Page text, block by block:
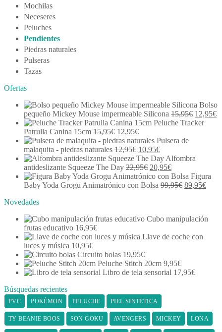
Mochilas
Neceseres
Peluches
Pendientes
Piedras naturales
Pulseras
Tazas
Ofertas
Bolso
pequeño Mickey Mouse impermeable Silicona 15,95€ El
precio
12,95€
Peluche Tracker
Patrulla Canina 15cm 15,95€ El
precio
original
era:
15,95€.
12,95€El
precio
actual
es:
12,95€.
Pulsera de
malaquita - piedras naturales 12,95€ El
precio
original
era:
12,95€.
10,95€El
precio
actual
es:
10,95€.
Alfombra
antideslizante Squeeze The Day 22,95€ El
precio
original
20,95€El
precio
actual
Figura
Baby Yoda Grogu Animatrónico con Bolsa 99,95€ El
99,95€.
89,95€El
Novedades
Cubo manipulación
frutas educativo 16,95€
Llave de coche con
luces y música 10,95€
Circuito bolas 19,95€
Peluche Stitch 20cm 9,95€
Libro de tela sensorial 17,95€
Búsquedas recientes
PVC POKÉMON PELUCHE PIEL SINTETICA
TY BEANIE BOOS SON GOKU AVENGERS MICKEY LONA